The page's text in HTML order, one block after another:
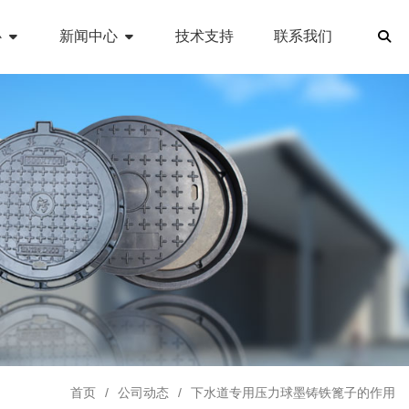
新闻中心 技术支持 联系我们
首页 公司动态 下水道专用压力球墨铸铁篦子的作用